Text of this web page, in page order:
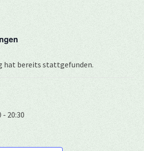
hat bereits stattgefunden.
- 20:30